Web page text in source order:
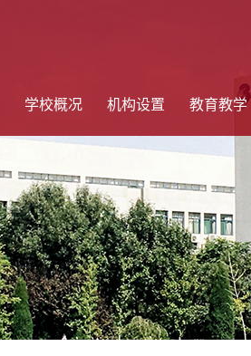
学校概况 机构设置 教育教学